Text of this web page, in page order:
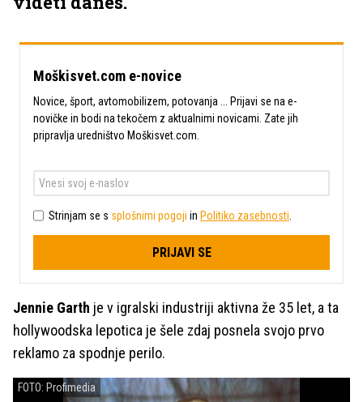
Moškisvet.com e-novice
Novice, šport, avtomobilizem, potovanja ... Prijavi se na e-
novičke in bodi na tekočem z aktualnimi novicami. Zate jih
pripravlja uredništvo Moškisvet.com.
Strinjam se s splošnimi pogoji in Politiko zasebnosti
PRIJAVI SE
Jennie Garth je v igralski industriji aktivna že 35 let, a ta
hollywoodska lepotica je šele zdaj posnela svojo prvo
reklamo za spodnje perilo.
FOTO: Profimedia